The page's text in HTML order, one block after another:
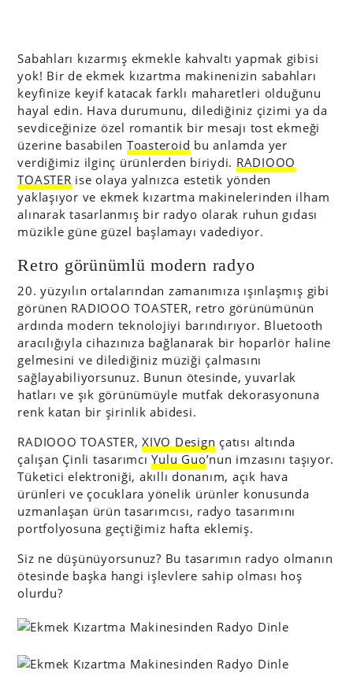
Sabahları kızarmış ekmekle kahvaltı yapmak gibisi
yok! Bir de ekmek kızartma makinenizin sabahları
keyfinize keyif katacak farklı maharetleri olduğunu
hayal edin. Hava durumunu, dilediğiniz çizimi ya da
sevdiceğinize özel romantik bir mesajı tost ekmeği
üzerine basabilen Toasteroid bu anlamda yer
verdiğimiz ilginç ürünlerden biriydi. RADIOOO
TOASTER ise olaya yalnızca estetik yönden
yaklaşıyor ve ekmek kızartma makinelerinden ilham
alınarak tasarlanmış bir radyo olarak ruhun gıdası
müzikle güne güzel başlamayı vadediyor.
Retro görünümlü modern radyo
20. yüzyılın ortalarından zamanımıza ışınlaşmış gibi
görünen RADIOOO TOASTER, retro görünümünün
ardında modern teknolojiyi barındırıyor. Bluetooth
aracılığıyla cihazınıza bağlanarak bir hoparlör haline
gelmesini ve dilediğiniz müziği çalmasını
sağlayabiliyorsunuz. Bunun ötesinde, yuvarlak
hatları ve şık görünümüyle mutfak dekorasyonuna
renk katan bir şirinlik abidesi.
RADIOOO TOASTER,XIVO Design çatısı altında
çalışan Çinli tasarımcıYulu Guo’nun imzasını taşıyor.
Tüketici elektroniği, akıllı donanım, açık hava
ürünleri ve çocuklara yönelik ürünler konusunda
uzmanlaşan ürün tasarımcısı, radyo tasarımını
portfolyosuna geçtiğimiz hafta eklemiş.
Siz ne düşünüyorsunuz? Bu tasarımın radyo olmanın
ötesinde başka hangi işlevlere sahip olması hoş
olurdu?